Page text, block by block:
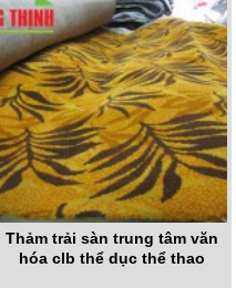
Thảm trải sàn trung tâm văn
hóa clb thể dục thể thao